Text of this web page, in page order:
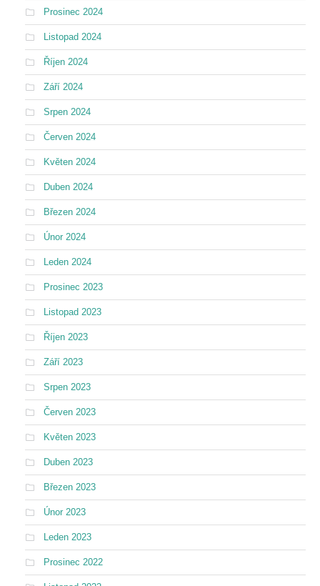
Prosinec 2024
Listopad 2024
Říjen 2024
Září 2024
Srpen 2024
Červen 2024
Květen 2024
Duben 2024
Březen 2024
Únor 2024
Leden 2024
Prosinec 2023
Listopad 2023
Říjen 2023
Září 2023
Srpen 2023
Červen 2023
Květen 2023
Duben 2023
Březen 2023
Únor 2023
Leden 2023
Prosinec 2022